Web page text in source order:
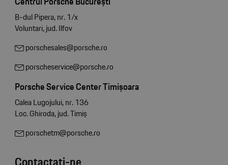
B-dul Pipera, nr. 1/x
Voluntari, jud. Ilfov
porschesales@porsche.ro
porscheservice@porsche.ro
Porsche Service Center Timișoara
Calea Lugojului, nr. 136
Loc. Ghiroda, jud. Timiș
porschetm@porsche.ro